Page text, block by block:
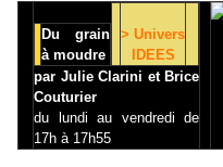
> Univers
IDEES
Du grain
à moudre
par Julie Clarini et Brice
Couturier
du lundi au vendredi de
17h à 17h55